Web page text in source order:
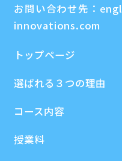
お問い合わせ先：
innovations.com
トップページ
選ばれる３つの理由
コース内容
授業料